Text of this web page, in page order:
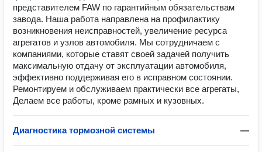
представителем FAW по гарантийным обязательствам
завода. Наша работа направлена на профилактику
возникновения неисправностей, увеличение ресурса
агрегатов и узлов автомобиля. Мы сотрудничаем с
компаниями, которые ставят своей задачей получить
максимальную отдачу от эксплуатации автомобиля,
эффективно поддерживая его в исправном состоянии.
Ремонтируем и обслуживаем практически все агрегаты,
Делаем все работы, кроме рамных и кузовных.
Диагностика тормозной системы —